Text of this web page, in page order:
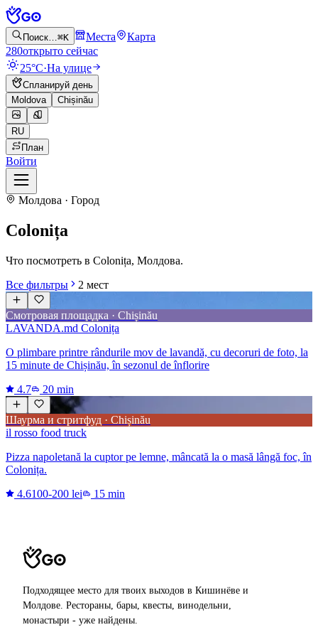
Поиск…⌘K Места
Карта
280открыто сейчас
25°C·На улице
Спланируй день
Moldova
Chișinău
RU
План
Войти
Молдова · Город
Colonița
Что посмотреть в Colonița, Молдова.
Все фильтры
2 мест
Смотровая площадка · Chișinău
LAVANDA.md Colonița
O plimbare printre rândurile mov de lavandă, cu decoruri de foto, la
15 minute de Chișinău, în sezonul de înflorire
4.7
20 min
Шаурма и стритфуд · Chișinău
il rosso food truck
Pizza napoletană la cuptor pe lemne, mâncată la o masă lângă foc, în
Colonița.
4.6100-200 lei 15 min
Подходящее место для твоих выходов в Кишинёве и
Молдове. Рестораны, бары, квесты, винодельни,
монастыри - уже найдены.